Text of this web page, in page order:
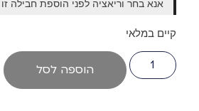
אנא בחר וריאציה לפני הוספת חבילה
קיים במלאי
הוספה לסל